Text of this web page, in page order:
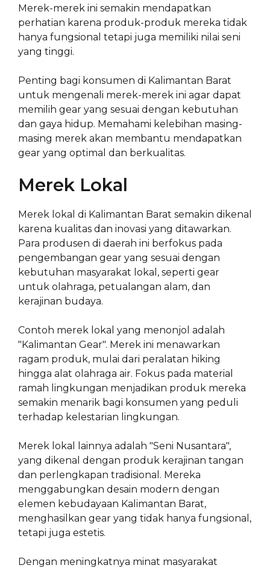
Merek-merek ini semakin mendapatkan
perhatian karena produk-produk mereka tidak
hanya fungsional tetapi juga memiliki nilai seni
yang tinggi.
Penting bagi konsumen di Kalimantan Barat
untuk mengenali merek-merek ini agar dapat
memilih gear yang sesuai dengan kebutuhan
dan gaya hidup. Memahami kelebihan masing-
masing merek akan membantu mendapatkan
gear yang optimal dan berkualitas.
Merek Lokal
Merek lokal di Kalimantan Barat semakin dikenal
karena kualitas dan inovasi yang ditawarkan.
Para produsen di daerah ini berfokus pada
pengembangan gear yang sesuai dengan
kebutuhan masyarakat lokal, seperti gear
untuk olahraga, petualangan alam, dan
kerajinan budaya.
Contoh merek lokal yang menonjol adalah
"Kalimantan Gear". Merek ini menawarkan
ragam produk, mulai dari peralatan hiking
hingga alat olahraga air. Fokus pada material
ramah lingkungan menjadikan produk mereka
semakin menarik bagi konsumen yang peduli
terhadap kelestarian lingkungan.
Merek lokal lainnya adalah "Seni Nusantara",
yang dikenal dengan produk kerajinan tangan
dan perlengkapan tradisional. Mereka
menggabungkan desain modern dengan
elemen kebudayaan Kalimantan Barat,
menghasilkan gear yang tidak hanya fungsional,
tetapi juga estetis.
Dengan meningkatnya minat masyarakat